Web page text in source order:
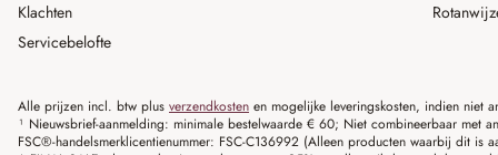
Klachten
Servicebelofte
Alle prijzen incl. btw plus verzendkosten en mogelijke leveringskosten, indien niet
¹ Nieuwsbrief-aanmelding: minimale bestelwaarde € 60; Niet combineerbaar met
FSC®-handelsmerklicentienummer: FSC-C136992 (Alleen producten waarbij dit is